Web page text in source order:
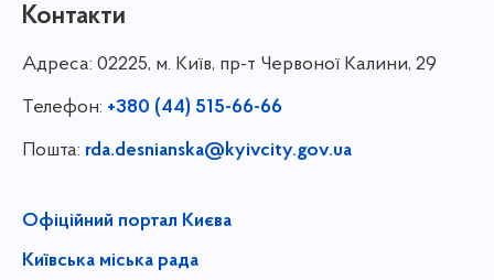
Контакти
Адреса: 02225, м. Київ, пр-т Червоної Калини, 29
Телефон: +380 (44) 515-66-66
Пошта: rda.desnianska@kyivcity.gov.ua
Офіційний портал Києва
Київська міська рада